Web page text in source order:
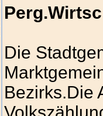
Die
Bezirks.Die